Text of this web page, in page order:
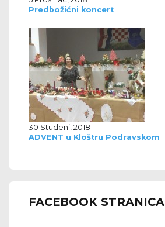
Predbožićni koncert
30 Studeni, 2018
ADVENT u Kloštru Podravskom
FACEBOOK STRANICA